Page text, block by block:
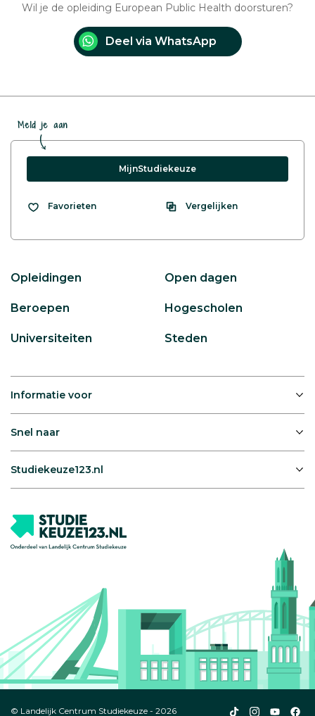
Wil je de opleiding European Public Health doorsturen?
Deel via WhatsApp
Meld je aan
MijnStudiekeuze
Favorieten Vergelijken
Opleidingen Open dagen
Beroepen Hogescholen
Universiteiten Steden
Informatie voor
Snel naar
Studiekeuze123.nl
© Landelijk Centrum Studiekeuze - 2026 Studiekeuze123